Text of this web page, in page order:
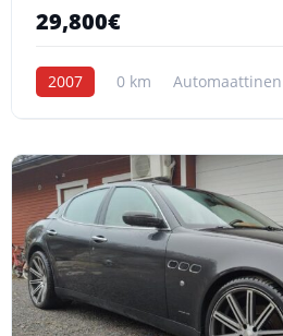
29,800€
2007 0 km Automaattinen